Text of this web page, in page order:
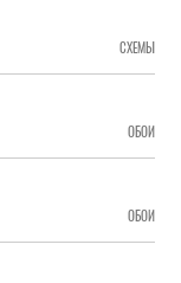
СХЕМЫ
ОБОИ
ОБОИ